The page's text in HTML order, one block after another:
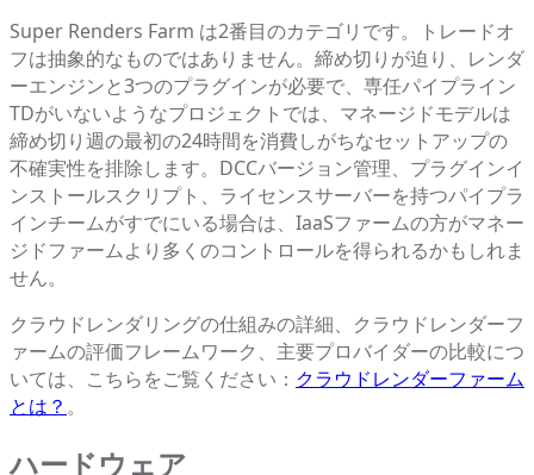
Super Renders Farm は2番目のカテゴリです。トレードオ
フは抽象的なものではありません。締め切りが迫り、レンダ
ーエンジンと3つのプラグインが必要で、専任パイプライン
TDがいないようなプロジェクトでは、マネージドモデルは
締め切り週の最初の24時間を消費しがちなセットアップの
不確実性を排除します。DCCバージョン管理、プラグインイ
ンストールスクリプト、ライセンスサーバーを持つパイプラ
インチームがすでにいる場合は、IaaSファームの方がマネー
ジドファームより多くのコントロールを得られるかもしれま
せん。
クラウドレンダリングの仕組みの詳細、クラウドレンダーフ
ァームの評価フレームワーク、主要プロバイダーの比較につ
いては、こちらをご覧ください： クラウドレンダーファーム
とは？ 。
ハードウェア